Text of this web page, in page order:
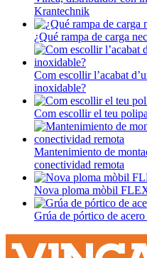
Krantechnik
¿Qué rampa de carga
Com escollir l’acabat
inoxidable?
Com escollir el teu
Mantenimiento de
conectividad remota
Nova ploma mòbil
Grúa de pórtico de